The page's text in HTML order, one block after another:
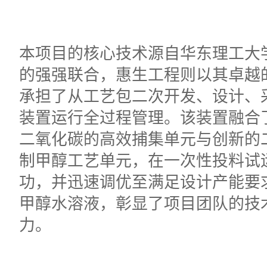
本项目的核心技术源自华东理工
的强强联合，惠生工程则以其卓
承担了从工艺包二次开发、设计
装置运行全过程管理。该装置融
二氧化碳的高效捕集单元与创新
制甲醇工艺单元，在一次性投料
功，并迅速调优至满足设计产能
甲醇水溶液，彰显了项目团队的
力。